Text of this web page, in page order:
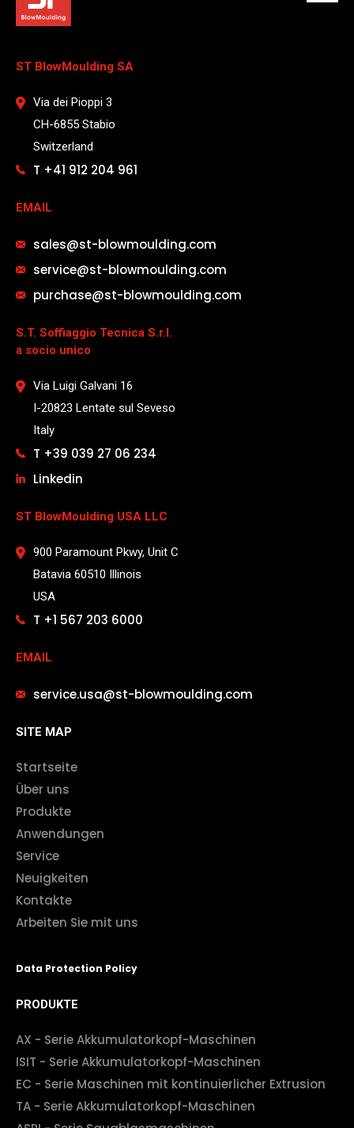
ST BlowMoulding SA
Via dei Pioppi 3
CH-6855 Stabio
Switzerland
T +41 912 204 961
EMAIL
sales@st-blowmoulding.com
service@st-blowmoulding.com
purchase@st-blowmoulding.com
S.T. Soffiaggio Tecnica S.r.l.
a socio unico
Via Luigi Galvani 16
I-20823 Lentate sul Seveso
Italy
T +39 039 27 06 234
Linkedin
ST BlowMoulding USA LLC
900 Paramount Pkwy, Unit C
Batavia 60510 Illinois
USA
T +1 567 203 6000
EMAIL
service.usa@st-blowmoulding.com
SITE MAP
Startseite
Über uns
Produkte
Anwendungen
Service
Neuigkeiten
Kontakte
Arbeiten Sie mit uns
Data Protection Policy
PRODUKTE
AX - Serie Akkumulatorkopf-Maschinen
ISIT - Serie Akkumulatorkopf-Maschinen
EC - Serie Maschinen mit kontinuierlicher Extrusion
TA - Serie Akkumulatorkopf-Maschinen